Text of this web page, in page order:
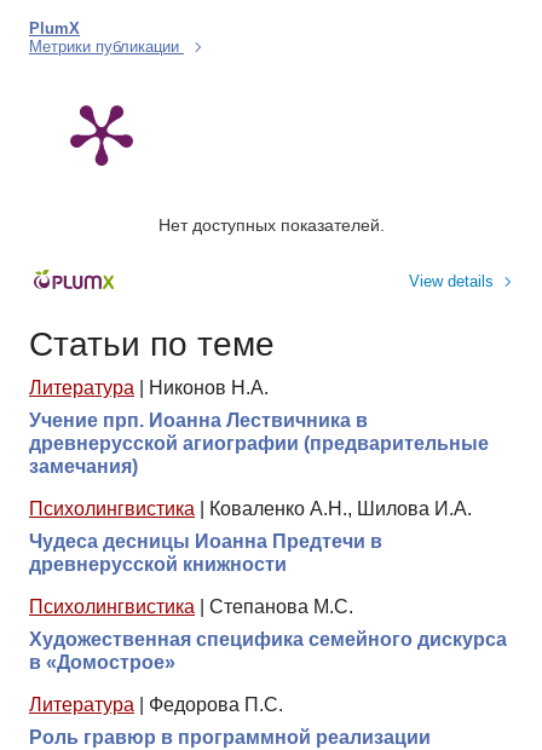
PlumX
Метрики публикации
Нет доступных показателей.
View details
Статьи по теме
Литература
Никонов Н.А.
Учение прп. Иоанна Лествичника в
древнерусской агиографии (предварительные
замечания)
Психолингвистика
Коваленко А.Н., Шилова И.А.
Чудеса десницы Иоанна Предтечи в
древнерусской книжности
Психолингвистика
Степанова М.С.
Художественная специфика семейного дискурса
в «Домострое»
Литература
Федорова П.С.
Роль гравюр в программной реализации